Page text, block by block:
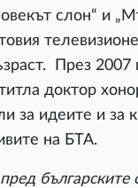
слон“ и
През
доктор
за идеите и за
на БТА.
българските